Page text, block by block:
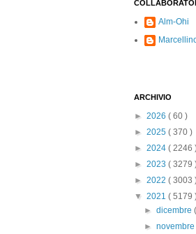
Alm-Ohi
ARCHIVIO
► 2026 ( 60 )
► 2025 ( 370 )
► 2024 ( 2246
► 2023 ( 3279
► 2022 ( 3003
▼ 2021 ( 5179
►dicembre
►